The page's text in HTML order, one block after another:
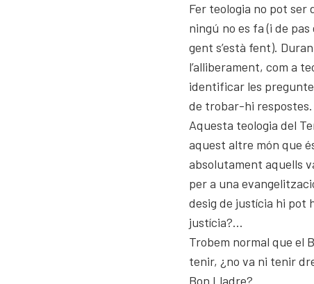
Fer teologia no pot ser
ningú no es fa (i de
gent s’està fent).
l’alliberament, com a
identificar les
de trobar-hi respostes.
Aquesta teologia del
aquest altre món que
absolutament aquells
per a una
desig de justícia hi pot
justícia?…
Trobem normal que el
tenir, ¿no va ni tenir
Bon Lladre?